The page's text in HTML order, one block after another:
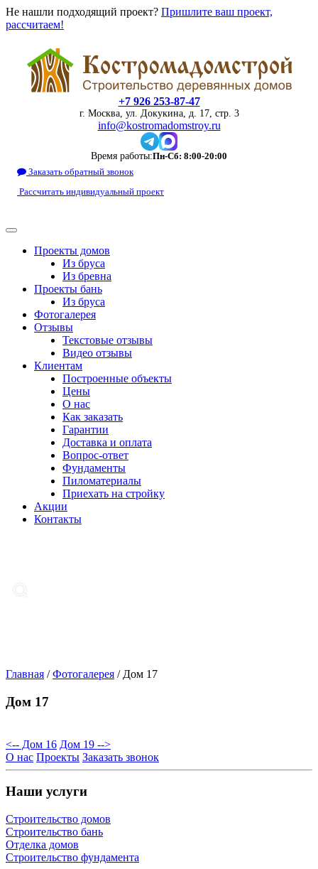
Не нашли подходящий проект? Пришлите ваш проект,
рассчитаем!
+7 926 253-87-47
г. Москва, ул. Докукина, д. 17, стр. 3
info@kostromadomstroy.ru
Время работы:Пн-Сб: 8:00-20:00
Заказать обратный звонок
Рассчитать индивидуальный проект
Проекты домов
Из бруса
Из бревна
Проекты бань
Из бруса
Фотогалерея
Отзывы
Текстовые отзывы
Видео отзывы
Клиентам
Построенные объекты
Цены
О нас
Как заказать
Гарантии
Доставка и оплата
Вопрос-ответ
Фундаменты
Пиломатериалы
Приехать на стройку
Акции
Контакты
Главная /Фотогалерея / Дом 17
Дом 17
<-- Дом 16 Дом 19 -->
О нас Проекты Заказать звонок
Наши услуги
Строительство домов
Строительство бань
Отделка домов
Строительство фундамента